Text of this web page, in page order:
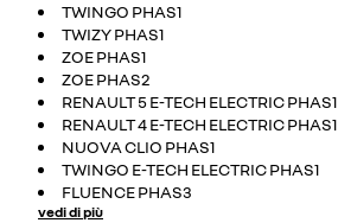
TWINGO PHAS1
TWIZY PHAS1
ZOE PHAS1
ZOE PHAS2
RENAULT 5 E-TECH ELECTRIC PHAS1
RENAULT 4 E-TECH ELECTRIC PHAS1
NUOVA CLIO PHAS1
TWINGO E-TECH ELECTRIC PHAS1
FLUENCE PHAS3
vedi di più